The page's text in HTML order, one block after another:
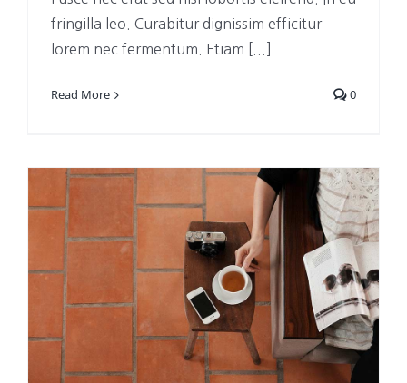
fringilla leo. Curabitur dignissim efficitur
lorem nec fermentum. Etiam [...]
Read More 0